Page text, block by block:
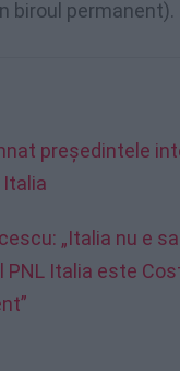
biroul permanent).
președintele
Italia
„Italia nu e
PNL Italia este